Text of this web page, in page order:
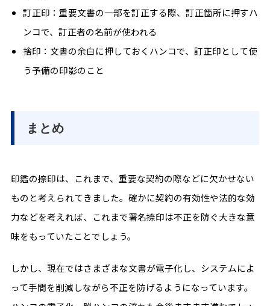
訂正印：重要文書の一部を訂正する際、訂正箇所に押すハ
ンコで、訂正者の名前が使われる
捨印：文書の余白に押しておくハンコで、訂正印として使
う予備の印影のこと
まとめ
印鑑の捺印は、これまで、重要な契約の際などに欠かせない
ものと考えられてきました。確かに契約の有効性や法的な効
力などを考えれば、これまで署名捺印は不正を防ぐ大きな意
味をもっていたことでしょう。
しかし、現在ではさまざまな文書が電子化し、システムによ
って手間を削減しながら不正を防げるようになっています。